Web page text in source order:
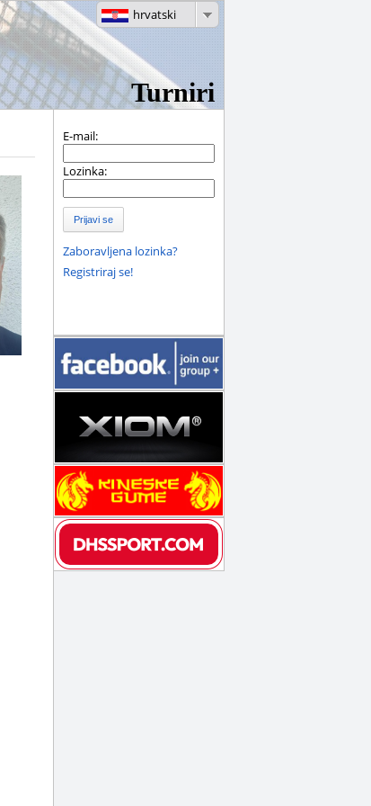
Turniri
hrvatski
E-mail:
Lozinka:
Prijavi se
Zaboravljena lozinka?
Registriraj se!